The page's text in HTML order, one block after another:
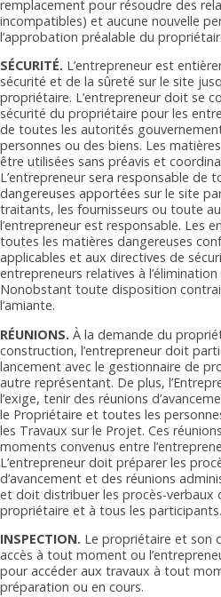
remplacement pour résoudre des
incompatibles) et aucune nouvelle
l’approbation préalable du
SÉCURITÉ. L’entrepreneur est
sécurité et de la sûreté sur le site
propriétaire. L’entrepreneur doit se
sécurité du propriétaire pour les
de toutes les autorités
personnes ou des biens. Les
être utilisées sans préavis et
L’entrepreneur sera responsable de
dangereuses apportées sur le site
traitants, les fournisseurs ou toute
l’entrepreneur est responsable. Les
toutes les matières dangereuses
applicables et aux directives de
entrepreneurs relatives à
Nonobstant toute disposition
l’amiante.
RÉUNIONS. À la demande du
construction, l’entrepreneur doit
lancement avec le gestionnaire de
autre représentant. De plus,
l’exige, tenir des réunions
le Propriétaire et toutes les
les Travaux sur le Projet. Ces
moments convenus entre
L’entrepreneur doit préparer les
d’avancement et des réunions
et doit distribuer les procès-verbaux
propriétaire et à tous les participants.
INSPECTION. Le propriétaire et son
accès à tout moment ou
pour accéder aux travaux à tout
préparation ou en cours.